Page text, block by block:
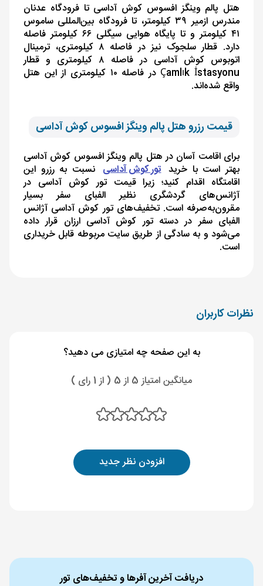
هتل پالم وینگز افسوس کوش آداسی تا فرودگاه عدنان
مندرس ازمیر ۳۹ کیلومتر، تا فرودگاه بین‌المللی ساموس
۴۱ کیلومتر و تا پایگاه هوایی سیگلی ۶۶ کیلومتر فاصله
دارد. قطار سلجوک نیز در فاصله ۸ کیلومتری، ترمینال
اتوبوس کوش آداسی در فاصله ۸ کیلومتری و قطار
Çamlık İstasyonu
در فاصله ۱۰ کیلومتری از این هتل
واقع شده‌اند.
قیمت رزرو هتل پالم وینگز افسوس کوش آداسی
برای اقامت آسان در هتل پالم وینگز افسوس کوش آداسی
بهتر است با خرید تور کوش آداسی نسبت به رزرو این
اقامتگاه اقدام کنید؛ زیرا قیمت تور کوش آداسی در
آژانس‌های گردشگری نظیر الفبای سفر بسیار
مقرون‌به‌صرفه است. تخفیف‌های تور کوش آداسی آژانس
الفبای سفر در دسته تور کوش آداسی ارزان قرار داده
می‌شود و به سادگی از طریق سایت مربوطه قابل خریداری
است.
نظرات کاربران
به این صفحه چه امتیازی می دهید؟
میانگین امتیاز 5 از 5 ( از 1 رای )
افزودن نظر جدید
دریافت آخرین آفرها و تخفیف‌های تور